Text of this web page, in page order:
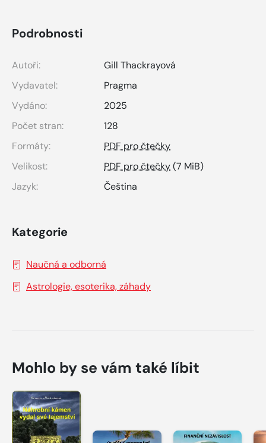
Podrobnosti
Autoři:
Gill Thackrayová
Vydavatel:
Pragma
Vydáno:
2025
Počet stran:
128
Formáty:
PDF pro čtečky
Velikost:
PDF pro čtečky(7 MiB)
Jazyk:
Čeština
Kategorie
Naučná a odborná
Astrologie, esoterika, záhady
Mohlo by se vám také líbit